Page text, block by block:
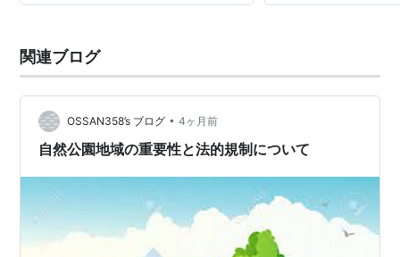
関連ブログ
OSSAN358’s ブログ • 4ヶ月前
自然公園地域の重要性と法的規制について